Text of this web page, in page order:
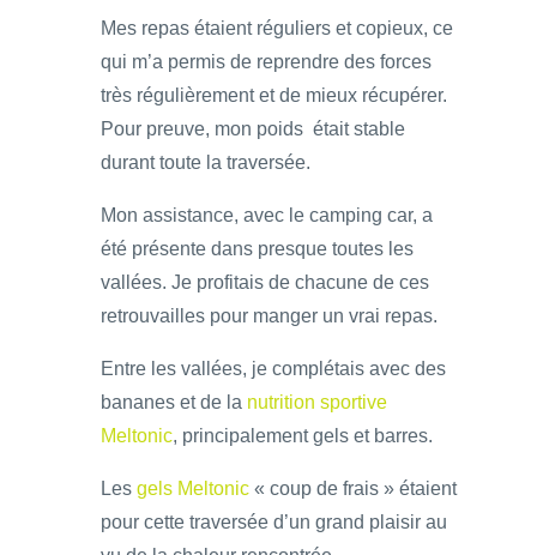
Mes repas étaient réguliers et copieux, ce
qui m’a permis de reprendre des forces
très régulièrement et de mieux récupérer.
Pour preuve, mon poids était stable
durant toute la traversée.
Mon assistance, avec le camping car, a
été présente dans presque toutes les
vallées. Je profitais de chacune de ces
retrouvailles pour manger un vrai repas.
Entre les vallées, je complétais avec des
bananes et de la nutrition sportive
Meltonic, principalement gels et barres.
Les gels Meltonic « coup de frais » étaient
pour cette traversée d’un grand plaisir au